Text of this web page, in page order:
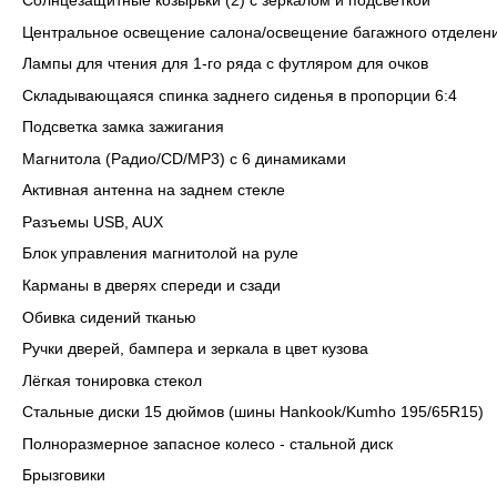
Центральное освещение салона/освещение багажного
Лампы для чтения для 1-го ряда с футляром для очков
Складывающаяся спинка заднего сиденья в пропорции 6:4
Подсветка замка зажигания
Магнитола (Радио/CD/MP3) с 6 динамиками
Активная антенна на заднем стекле
Разъемы USB, AUX
Блок управления магнитолой на руле
Карманы в дверях спереди и сзади
Обивка сидений тканью
Ручки дверей, бампера и зеркала в цвет кузова
Лёгкая тонировка стекол
Стальные диски 15 дюймов (шины Hankook/Kumho 195/65R15)
Полноразмерное запасное колесо - стальной диск
Брызговики